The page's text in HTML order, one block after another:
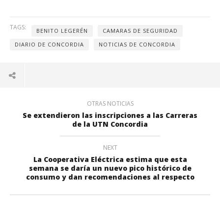
TAGS: BENITO LEGERÉN
CAMARAS DE SEGURIDAD
DIARIO DE CONCORDIA
NOTICIAS DE CONCORDIA
OTRAS NOTICIAS
Se extendieron las inscripciones a las Carreras
de la UTN Concordia
NEXT
La Cooperativa Eléctrica estima que esta
semana se daría un nuevo pico histórico de
consumo y dan recomendaciones al respecto